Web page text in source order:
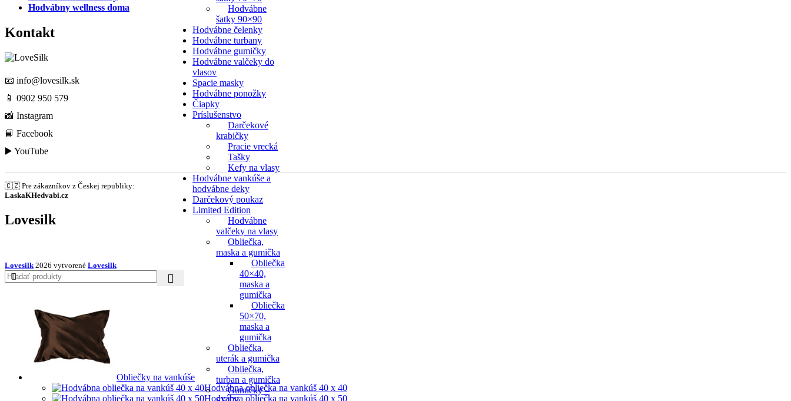
Hodvábne
šatky 90×90
Hodvábne čelenky
Hodvábne turbany
Hodvábne gumičky
Hodvábne valčeky do
vlasov
Spacie masky
Hodvábne ponožky
Čiapky
Príslušenstvo
Darčekové
krabičky
Pracie vrecká
Tašky
Kefy na vlasy
Hodvábne vankúše a
hodvábne deky
Darčekový poukaz
Limited Edition
Hodvábne
valčeky na vlasy
Obliečka,
maska a gumička
Obliečka
40×40,
maska a
gumička
Obliečka
50×70,
maska a
gumička
Obliečka,
uterák a gumička
Obliečka,
turban a gumička
Gumičky –
Hodvábny wellness doma
Kontakt
📧 info@lovesilk.sk
📱 0902 950 579
📸 Instagram
📘 Facebook
▶️ YouTube
🇨🇿 Pre zákazníkov z Českej republiky:
LaskaKHedvabi.cz
Lovesilk
Lovesilk 2026 vytvorené Lovesilk
Obliečky na vankúše
Hodvábna obliečka na vankúš 40 x 40
Hodvábna obliečka na vankúš 40 x 50